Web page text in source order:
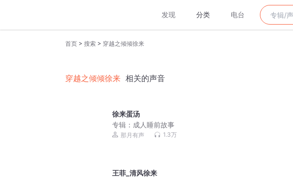
发现 分类 电台
首页 > 搜索 > 穿越之倾倾徐来
穿越之倾倾徐来 相关的声音
徐来蛋汤
专辑： 成人睡前故事
那月有声 1.3万
王菲_清风徐来